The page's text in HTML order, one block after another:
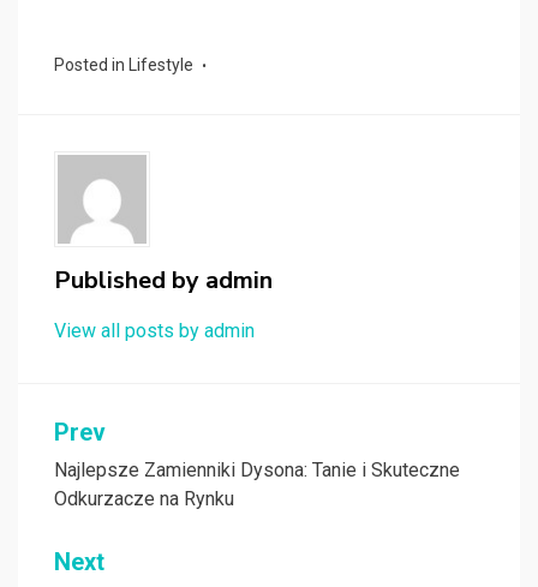
Posted in Lifestyle
Published by admin
View all posts by admin
Nawigacja
wpisu
Prev
Najlepsze Zamienniki Dysona: Tanie i Skuteczne
Odkurzacze na Rynku
Next